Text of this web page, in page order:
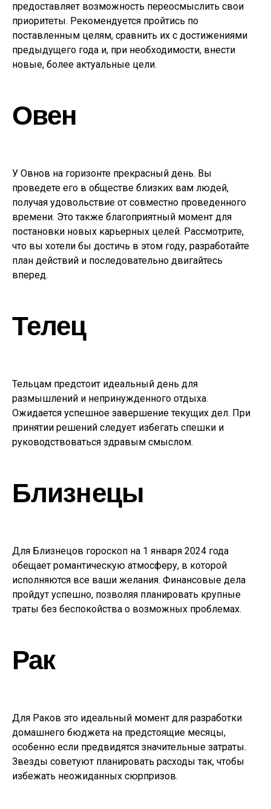
предоставляет возможность переосмыслить свои
приоритеты. Рекомендуется пройтись по
поставленным целям, сравнить их с достижениями
предыдущего года и, при необходимости, внести
новые, более актуальные цели.
Овен
У Овнов на горизонте прекрасный день. Вы
проведете его в обществе близких вам людей,
получая удовольствие от совместно проведенного
времени. Это также благоприятный момент для
постановки новых карьерных целей. Рассмотрите,
что вы хотели бы достичь в этом году, разработайте
план действий и последовательно двигайтесь
вперед.
Телец
Тельцам предстоит идеальный день для
размышлений и непринужденного отдыха.
Ожидается успешное завершение текущих дел. При
принятии решений следует избегать спешки и
руководствоваться здравым смыслом.
Близнецы
Для Близнецов гороскоп на 1 января 2024 года
обещает романтическую атмосферу, в которой
исполняются все ваши желания. Финансовые дела
пройдут успешно, позволяя планировать крупные
траты без беспокойства о возможных проблемах.
Рак
Для Раков это идеальный момент для разработки
домашнего бюджета на предстоящие месяцы,
особенно если предвидятся значительные затраты.
Звезды советуют планировать расходы так, чтобы
избежать неожиданных сюрпризов.